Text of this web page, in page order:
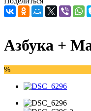
Азбука +
%